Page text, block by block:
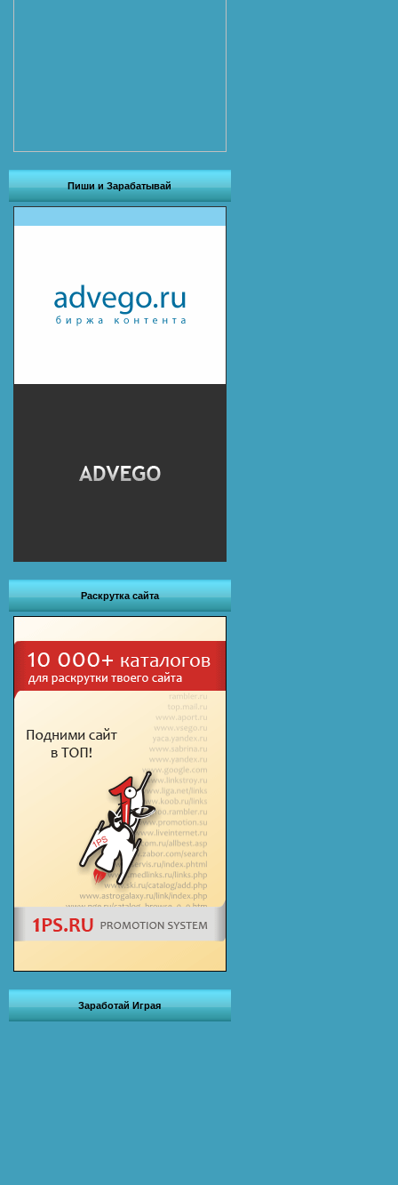
Пиши и Зарабатывай
Раскрутка сайта
Заработай Играя